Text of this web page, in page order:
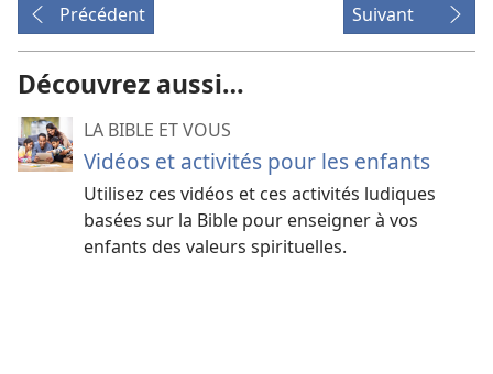
Précédent Suivant
Découvrez aussi…
LA BIBLE ET VOUS
Vidéos et activités pour les enfants
Utilisez ces vidéos et ces activités ludiques
basées sur la Bible pour enseigner à vos
enfants des valeurs spirituelles.